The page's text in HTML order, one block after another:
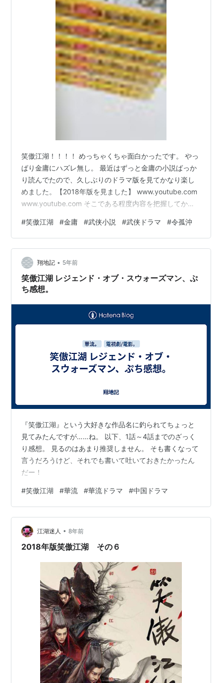
笑傲江湖！！！！ めっちゃくちゃ面白かったです。 やっ
ぱり金庸にハズレ無し。 最近はずっと金庸の小説ばっか
り読んでたので、久しぶりのドラマ版を見てかなり楽し
めました。【2018年版を見ました】 www.youtube.com
www.youtube.com そこである程度内容を把握してか
私はどっちも好きでしたよ。 【中古】秘曲 笑傲江湖 全7
巻 完結セット[文庫セット] (徳間文庫) 価格:19,532円
(2022/6/9 12:58時点)感想(0件) とりあえず、ドラマ版の
東方不敗イケメンすぎる。（笑） 夫の話によると、ガン
ダムに東方不敗…
#笑傲江湖 #金庸 #武侠小説 #武侠ドラマ #令孤沖
翔地記 • 5年前
笑傲江湖 レジェンド・オブ・スウォーズマン、ぷ
ち感想。
『笑傲江湖』という大好きな作品名に釣られてちょっと
見てみたんですが……ね。 以下、1話～4話までのざっく
り感想。 見るのはあまり推奨しません。 そも書くなって
言うだろうけど、それでも書いて吐いておきたかったん
だー！
#笑傲江湖 #華流 #華流ドラマ #中国ドラマ
江湖迷人 • 8年前
2018年版笑傲江湖 その６